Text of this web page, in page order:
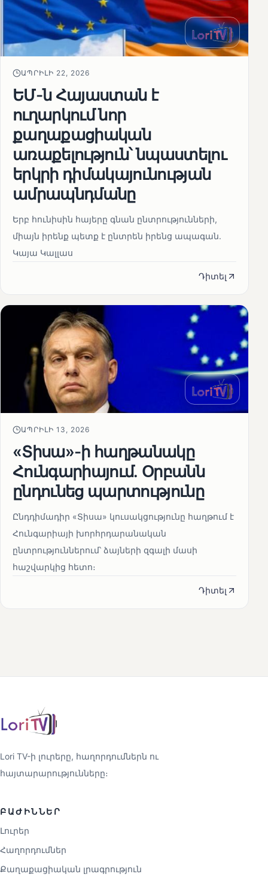
ԱՊՐԻԼԻ 22, 2026
ԵՄ-ն Հայաստան է
ուղարկում նոր
քաղաքացիական
առաքելություն՝ նպաստելու
երկրի դիմակայունության
ամրապնդմանը
Երբ հունիսին հայերը գնան ընտրությունների,
միայն իրենք պետք է ընտրեն իրենց ապագան.
Կայա Կալլաս
Դիտել
ԱՊՐԻԼԻ 13, 2026
«Տիսա»-ի հաղթանակը
Հունգարիայում․ Օրբանն
ընդունեց պարտությունը
Ընդդիմադիր «Տիսա» կուսակցությունը հաղթում է
Հունգարիայի խորհրդարանական
ընտրություններում՝ ձայների զգալի մասի
հաշվարկից հետո։
Դիտել
Lori TV-ի լուրերը, հաղորդումներն ու
հայտարարությունները։
ԲԱԺԻՆՆԵՐ
Լուրեր
Հաղորդումներ
Քաղաքացիական լրագրություն